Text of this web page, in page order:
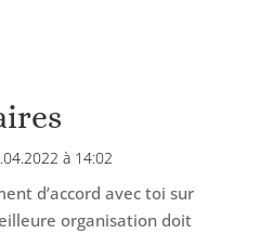
à 14:02
d’accord avec toi sur
organisation doit